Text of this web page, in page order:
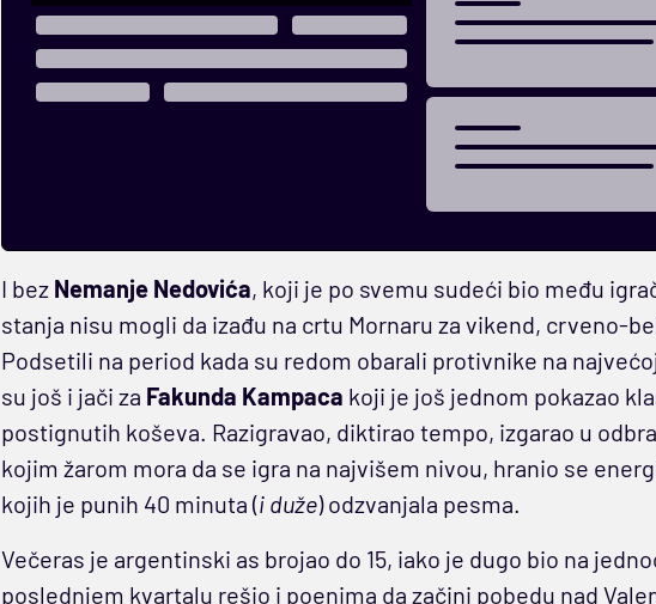
I bez Nemanje Nedovića, koji je po svemu sudeći bio među
stanja nisu mogli da izađu na crtu Mornaru za vikend, crveno-
Podsetili na period kada su redom obarali protivnike na
su još i jači za Fakunda Kampaca koji je još jednom pokazao
postignutih koševa. Razigravao, diktirao tempo, izgarao u
kojim žarom mora da se igra na najvišem nivou, hranio se
kojih je punih 40 minuta (i duže) odzvanjala pesma.
Večeras je argentinski as brojao do 15, iako je dugo bio na
poslednjem kvartalu rešio i poenima da začini pobedu nad